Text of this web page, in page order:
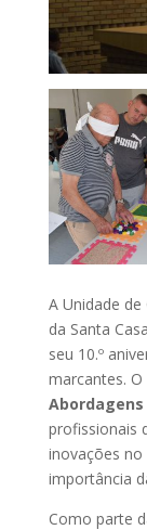
A Unidade
da Santa
seu 10.º
marcantes.
Abordagens
profissionais
inovações no
importância
Como parte